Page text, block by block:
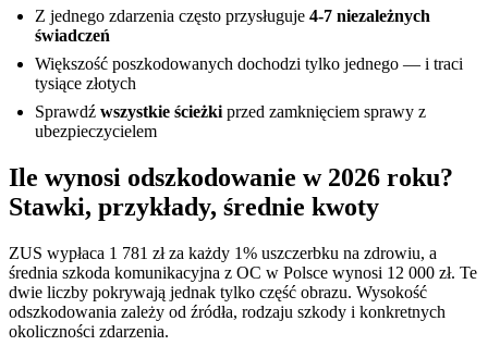
Z jednego zdarzenia często przysługuje 4-7 niezależnych
świadczeń
Większość poszkodowanych dochodzi tylko jednego — i traci
tysiące złotych
Sprawdź wszystkie ścieżki przed zamknięciem sprawy z
ubezpieczycielem
Ile wynosi odszkodowanie w 2026 roku?
Stawki, przykłady, średnie kwoty
ZUS wypłaca 1 781 zł za każdy 1% uszczerbku na zdrowiu, a
średnia szkoda komunikacyjna z OC w Polsce wynosi 12 000 zł. Te
dwie liczby pokrywają jednak tylko część obrazu. Wysokość
odszkodowania zależy od źródła, rodzaju szkody i konkretnych
okoliczności zdarzenia.